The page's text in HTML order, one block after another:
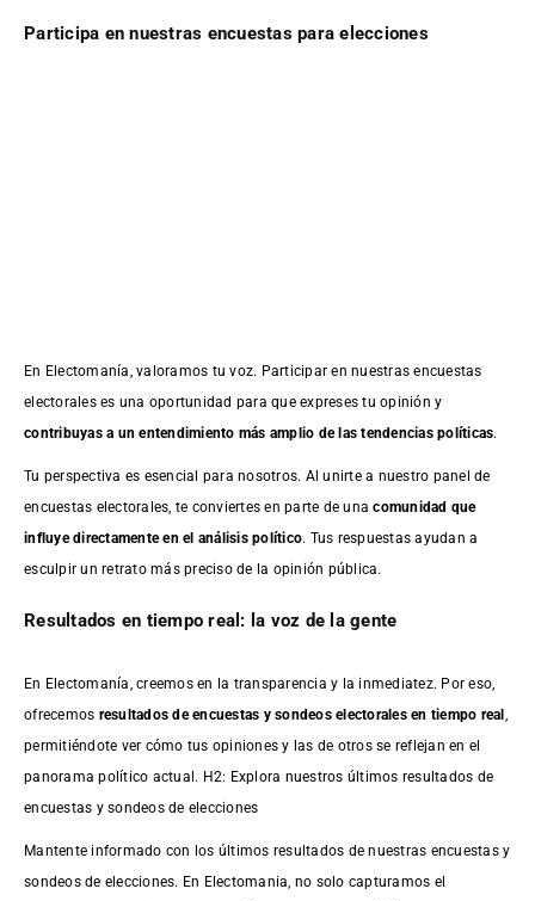
Participa en nuestras encuestas para elecciones
En Electomanía, valoramos tu voz. Participar en nuestras encuestas
electorales es una oportunidad para que expreses tu opinión y
contribuyas a un entendimiento más amplio de las tendencias políticas.
Tu perspectiva es esencial para nosotros. Al unirte a nuestro panel de
encuestas electorales, te conviertes en parte de unacomunidad que
influye directamente en el análisis político. Tus respuestas ayudan a
esculpir un retrato más preciso de la opinión pública.
Resultados en tiempo real: la voz de la gente
En Electomanía, creemos en la transparencia y la inmediatez. Por eso,
ofrecemos resultados deencuestas y sondeos electorales en tiempo real
permitiéndote ver cómo tus opiniones y las de otros se reflejan en el
panorama político actual. H2: Explora nuestros últimos resultados de
encuestas y sondeos de elecciones
Mantente informado con los últimos resultados de nuestras encuestasy
sondeos de elecciones. En Electomania, no solo capturamos el